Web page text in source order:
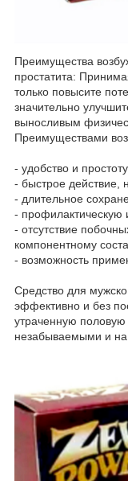
Преимущества
простатита:
только повысите
значительно
выносливым
Преимуществами
- удобство и
- быстрое действие,
- длительное
- профилактическую
- отсутствие
компонентному
- возможность
Средство для
эффективно и без
утраченную половую
незабываемыми и